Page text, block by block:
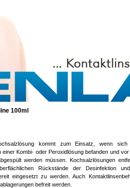
PFLEGEMITTEL
100ml
kommt zum Einsatz, wenn sich
einer Kombi- oder Peroxidlösung befanden und
werden müssen. Kochsalzlösungen
Rückstände der Desinfektion
eingesetzt zu werden. Auch
befreit werden.